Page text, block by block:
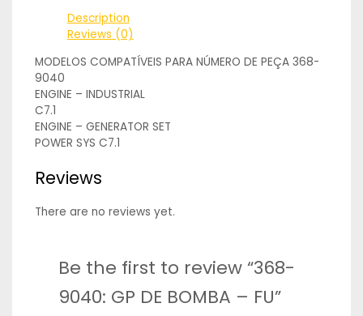
Description
Reviews (0)
MODELOS COMPATÍVEIS PARA NÚMERO DE PEÇA 368-
9040
ENGINE – INDUSTRIAL
C7.1
ENGINE – GENERATOR SET
POWER SYS C7.1
Reviews
There are no reviews yet.
Be the first to review “368-
9040: GP DE BOMBA – FU”